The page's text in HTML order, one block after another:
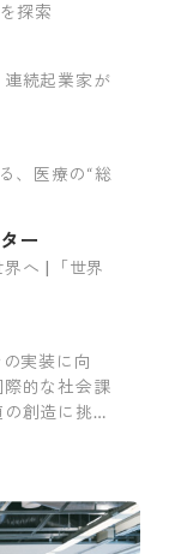
探索
連続起業家が
、医療の“総
ー
界へ |「世界
実装に向
的な社会課
創造に挑む